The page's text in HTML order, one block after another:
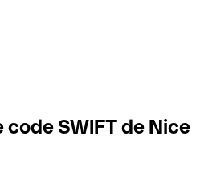
SWIFT de Nice